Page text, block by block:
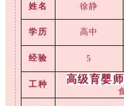
姓名 徐静
学历 高中
经验 5
工种 高级育婴师